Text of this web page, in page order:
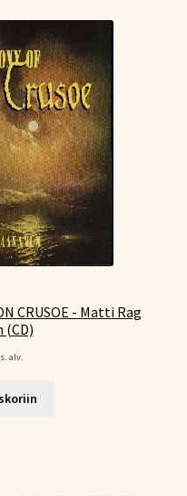
CRUSOE - Matti Rag
(CD)
alv.